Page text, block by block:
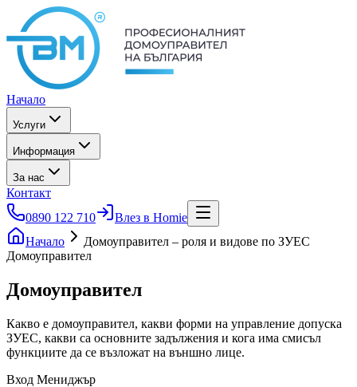
Начало
Услуги
Информация
За нас
Контакт
0890 122 710
Влез в Homie
Начало
Домоуправител – роля и видове по ЗУЕС
Домоуправител
Домоуправител
Какво е домоуправител, какви форми на управление допуска
ЗУЕС, какви са основните задължения и кога има смисъл
функциите да се възложат на външно лице.
Вход Мениджър